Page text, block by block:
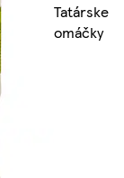
Tatárske
omáčky